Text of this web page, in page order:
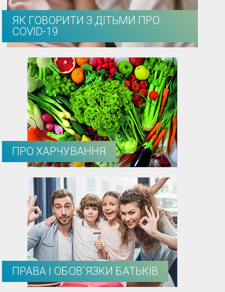
ЯК ГОВОРИТИ З ДІТЬМИ ПРО
COVID-19
ПРО ХАРЧУВАННЯ
ПРАВА І ОБОВ`ЯЗКИ БАТЬКІВ